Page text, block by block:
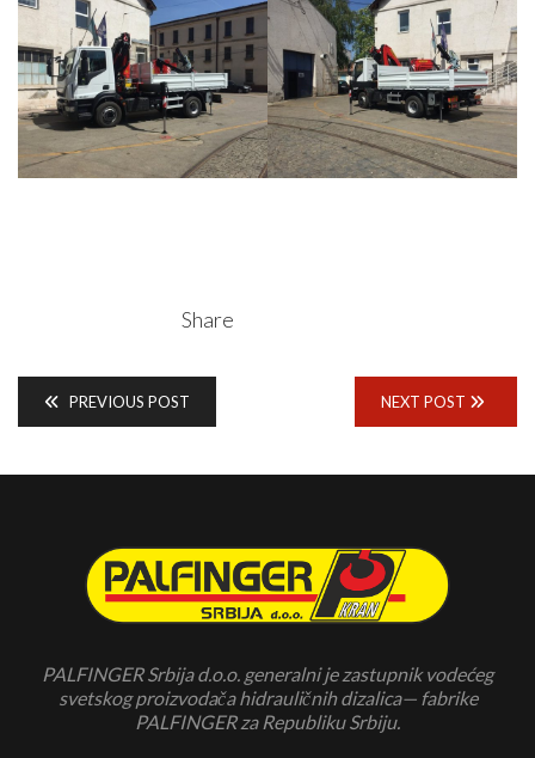
Share
PREVIOUS POST NEXT POST
PALFINGER Srbija d.o.o. generalni je zastupnik vodećeg
svetskog proizvodača hidrauličnih dizalica— fabrike
PALFINGER za Republiku Srbiju.